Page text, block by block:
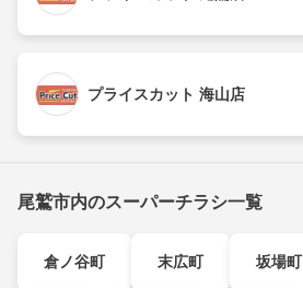
プライスカット 海山店
尾鷲市内のスーパーチラシ一覧
倉ノ谷町 末広町 坂場町